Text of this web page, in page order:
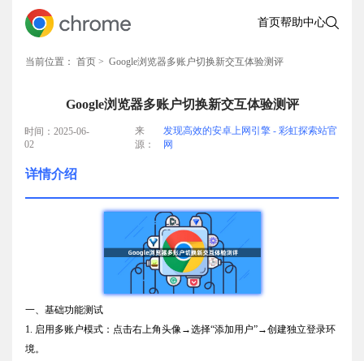
首页帮助中心
当前位置： 首页 > Google浏览器多账户切换新交互体验测评
Google浏览器多账户切换新交互体验测评
时间：2025-06-
02
来
源：
发现高效的安卓上网引擎 - 彩虹探索站官
网
详情介绍
一、基础功能测试
1. 启用多账户模式：点击右上角头像→选择“添加用户”→创建独立登录环
境。